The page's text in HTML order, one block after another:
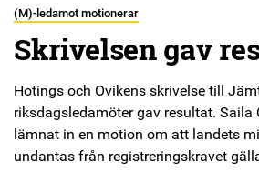
(M)-ledamot motionerar
Skrivelsen gav
Hotings och Ovikens skrivelse till
riksdagsledamöter gav resultat. Saila
lämnat in en motion om att landets
undantas från registreringskravet